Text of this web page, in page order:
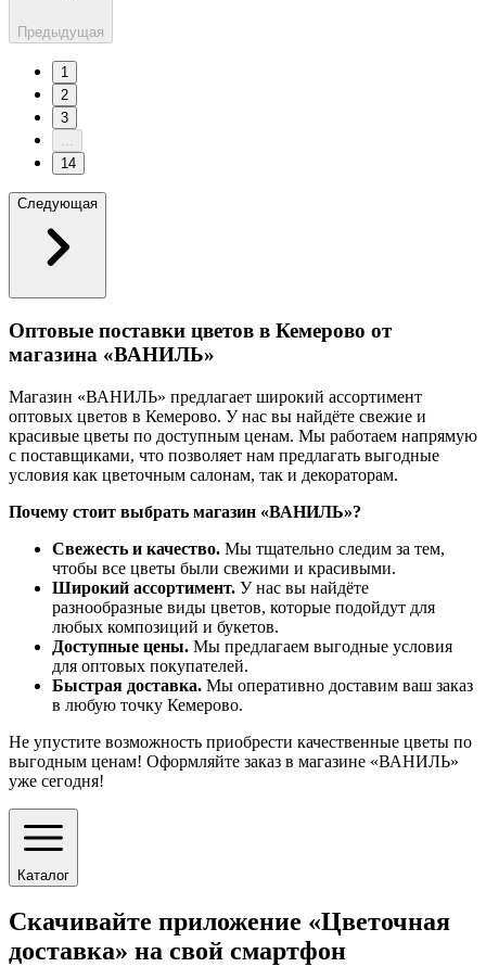
Предыдущая
1
2
3
...
14
Следующая
Оптовые поставки цветов в Кемерово от
магазина «ВАНИЛЬ»
Магазин «ВАНИЛЬ» предлагает широкий ассортимент
оптовых цветов в Кемерово. У нас вы найдёте свежие и
красивые цветы по доступным ценам. Мы работаем напрямую
с поставщиками, что позволяет нам предлагать выгодные
условия как цветочным салонам, так и декораторам.
Почему стоит выбрать магазин «ВАНИЛЬ»?
Свежесть и качество. Мы тщательно следим за тем,
чтобы все цветы были свежими и красивыми.
Широкий ассортимент. У нас вы найдёте
разнообразные виды цветов, которые подойдут для
любых композиций и букетов.
Доступные цены. Мы предлагаем выгодные условия
для оптовых покупателей.
Быстрая доставка. Мы оперативно доставим ваш заказ
в любую точку Кемерово.
Не упустите возможность приобрести качественные цветы по
выгодным ценам! Оформляйте заказ в магазине «ВАНИЛЬ»
уже сегодня!
Каталог
Скачивайте приложение «Цветочная
доставка» на свой смартфон